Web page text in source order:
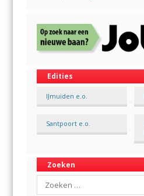
Edities
IJmuiden e.o.
Santpoort e.o.
Zoeken
Search